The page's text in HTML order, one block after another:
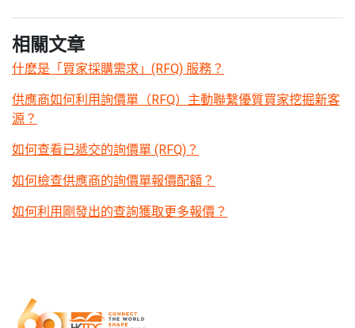
相關文章
什麽是「買家採購需求」(RFQ) 服務？
供應商如何利用詢價單（RFQ）主動聯繫優質買家挖掘新客
源？
如何查看已遞交的詢價單 (RFQ)？
如何檢查供應商的詢價單報價配額？
如何利用剛發出的查詢獲取更多報價？